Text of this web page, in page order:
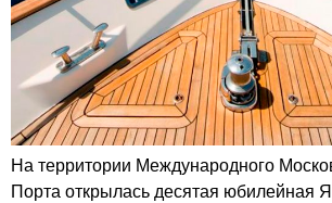
На территории Международного
Порта открылась десятая юбилейная